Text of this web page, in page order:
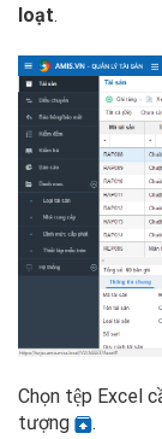
loạt.
Chọn tệp Excel
tượng
.